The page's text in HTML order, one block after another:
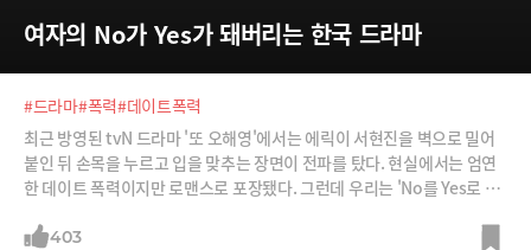
여자의 No가 Yes가 돼버리는 한국 드라마
#드라마#폭력#데이트폭력
최근 방영된 tvN 드라마 '또 오해영'에서는 에릭이 서현진을 벽으로 밀어
붙인 뒤 손목을 누르고 입을 맞추는 장면이 전파를 탔다. 현실에서는 엄연
한 데이트 폭력이지만 로맨스로 포장됐다. 그런데 우리는 'No를 Yes로 받
403